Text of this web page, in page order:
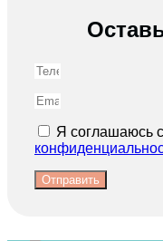
Я соглашаюсь
Отправить